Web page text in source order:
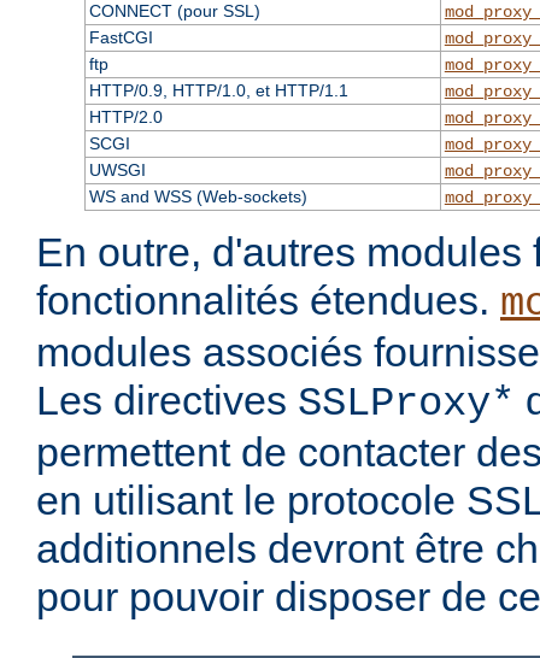
CONNECT (pour SSL)
FastCGI
ftp
HTTP/0.9, HTTP/1.0, et HTTP/1.1
HTTP/2.0
SCGI
UWSGI
WS and WSS (Web-sockets)
En outre, d'autres modules
fonctionnalités étendues.
modules associés
Les directives SSLProxy*
permettent de contacter
en utilisant le protocole
additionnels devront être
pour pouvoir disposer de